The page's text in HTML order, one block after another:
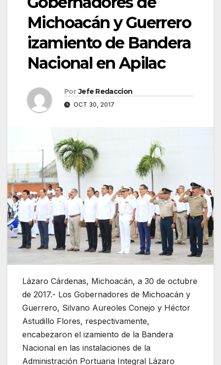
Michoacán y Guerrero
izamiento de Bandera
Nacional en Apilac
Por Jefe Redaccion
OCT 30, 2017
Lázaro Cárdenas, Michoacán, a 30 de octubre
de 2017.- Los Gobernadores de Michoacán y
Guerrero, Silvano Aureoles Conejo y Héctor
Astudillo Flores, respectivamente,
encabezaron el izamiento de la Bandera
Nacional en las instalaciones de la
Administración Portuaria Integral Lázaro